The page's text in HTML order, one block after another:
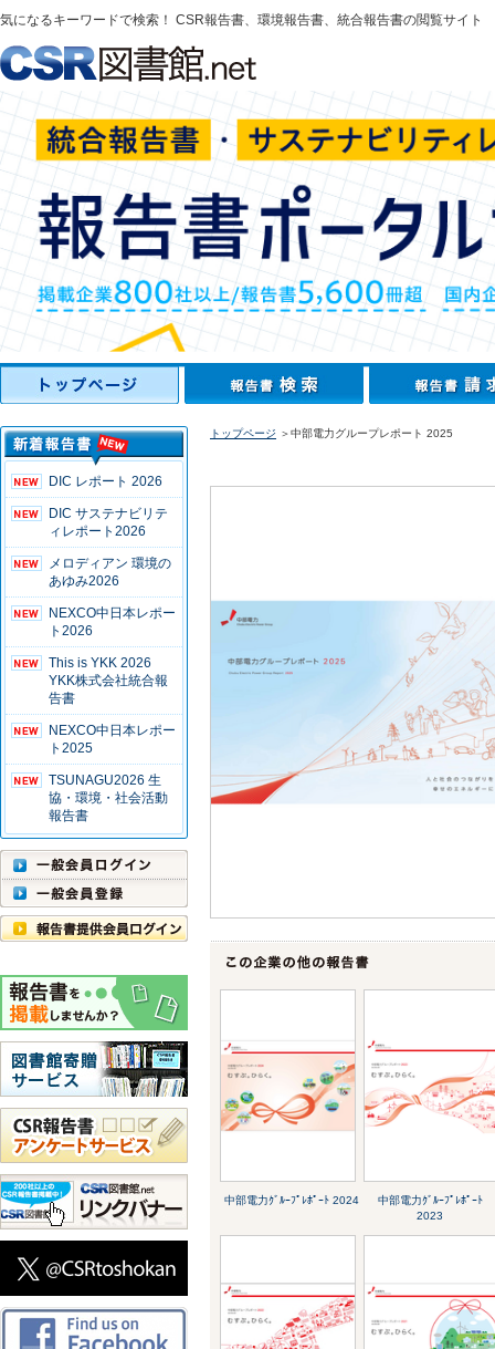
気になるキーワードで検索！ CSR報告書、環境報告書、統合報告書の閲覧サイト
DIC レポート 2026
DIC サステナビリテ
ィレポート2026
メロディアン 環境の
あゆみ2026
NEXCO中日本レポー
ト2026
This is YKK 2026
YKK株式会社統合報
告書
NEXCO中日本レポー
ト2025
TSUNAGU2026 生
協・環境・社会活動
報告書
トップページ ＞中部電力グループレポート 2025
中部電力ｸﾞﾙｰﾌﾟﾚﾎﾟｰﾄ 2024
中部電力ｸﾞﾙｰﾌﾟﾚﾎﾟｰﾄ
2023